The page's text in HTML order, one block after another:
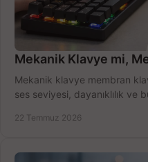
Mekanik Klavye mi,
Mekanik klavye membran
ses seviyesi, dayanıklılık
22 Temmuz 2026